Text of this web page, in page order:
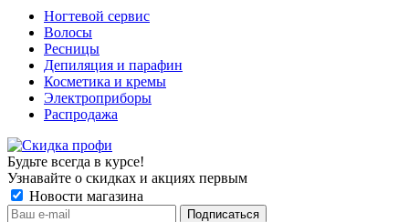
Ногтевой сервис
Волосы
Ресницы
Депиляция и парафин
Косметика и кремы
Электроприборы
Распродажа
Будьте всегда в курсе!
Узнавайте о скидках и акциях первым
Новости магазина